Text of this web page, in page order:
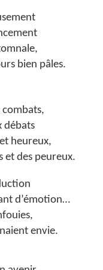
bien pâles.
combats,
débats
heureux,
et des peureux.
d’émotion…
envie.